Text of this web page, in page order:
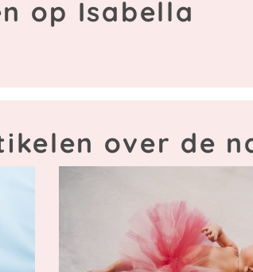
op Isabella
over de